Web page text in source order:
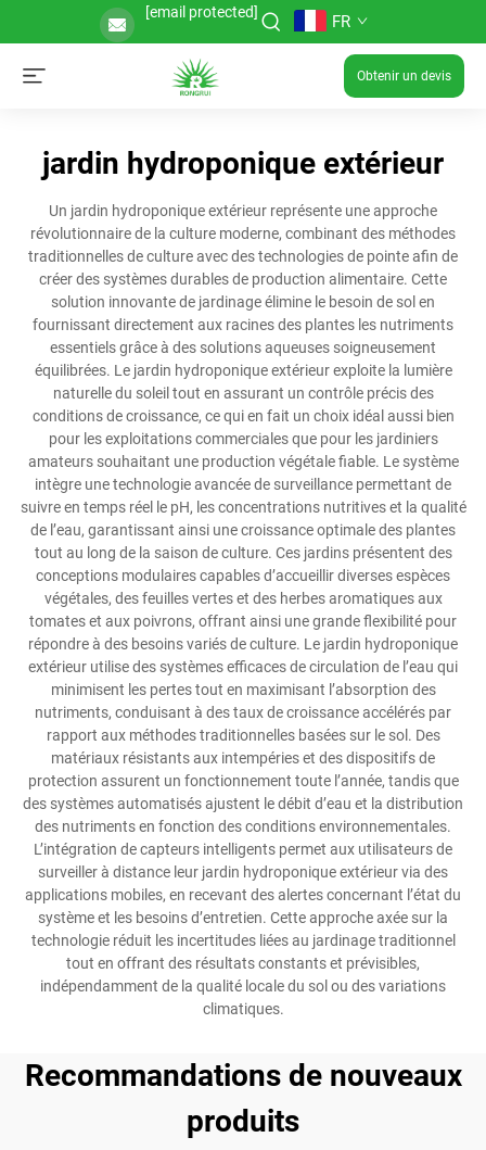
[email protected] FR
Obtenir un devis
jardin hydroponique extérieur
Un jardin hydroponique extérieur représente une approche
révolutionnaire de la culture moderne, combinant des méthodes
traditionnelles de culture avec des technologies de pointe afin de
créer des systèmes durables de production alimentaire. Cette
solution innovante de jardinage élimine le besoin de sol en
fournissant directement aux racines des plantes les nutriments
essentiels grâce à des solutions aqueuses soigneusement
équilibrées. Le jardin hydroponique extérieur exploite la lumière
naturelle du soleil tout en assurant un contrôle précis des
conditions de croissance, ce qui en fait un choix idéal aussi bien
pour les exploitations commerciales que pour les jardiniers
amateurs souhaitant une production végétale fiable. Le système
intègre une technologie avancée de surveillance permettant de
suivre en temps réel le pH, les concentrations nutritives et la qualité
de l’eau, garantissant ainsi une croissance optimale des plantes
tout au long de la saison de culture. Ces jardins présentent des
conceptions modulaires capables d’accueillir diverses espèces
végétales, des feuilles vertes et des herbes aromatiques aux
tomates et aux poivrons, offrant ainsi une grande flexibilité pour
répondre à des besoins variés de culture. Le jardin hydroponique
extérieur utilise des systèmes efficaces de circulation de l’eau qui
minimisent les pertes tout en maximisant l’absorption des
nutriments, conduisant à des taux de croissance accélérés par
rapport aux méthodes traditionnelles basées sur le sol. Des
matériaux résistants aux intempéries et des dispositifs de
protection assurent un fonctionnement toute l’année, tandis que
des systèmes automatisés ajustent le débit d’eau et la distribution
des nutriments en fonction des conditions environnementales.
L’intégration de capteurs intelligents permet aux utilisateurs de
surveiller à distance leur jardin hydroponique extérieur via des
applications mobiles, en recevant des alertes concernant l’état du
système et les besoins d’entretien. Cette approche axée sur la
technologie réduit les incertitudes liées au jardinage traditionnel
tout en offrant des résultats constants et prévisibles,
indépendamment de la qualité locale du sol ou des variations
climatiques.
Recommandations de nouveaux
produits